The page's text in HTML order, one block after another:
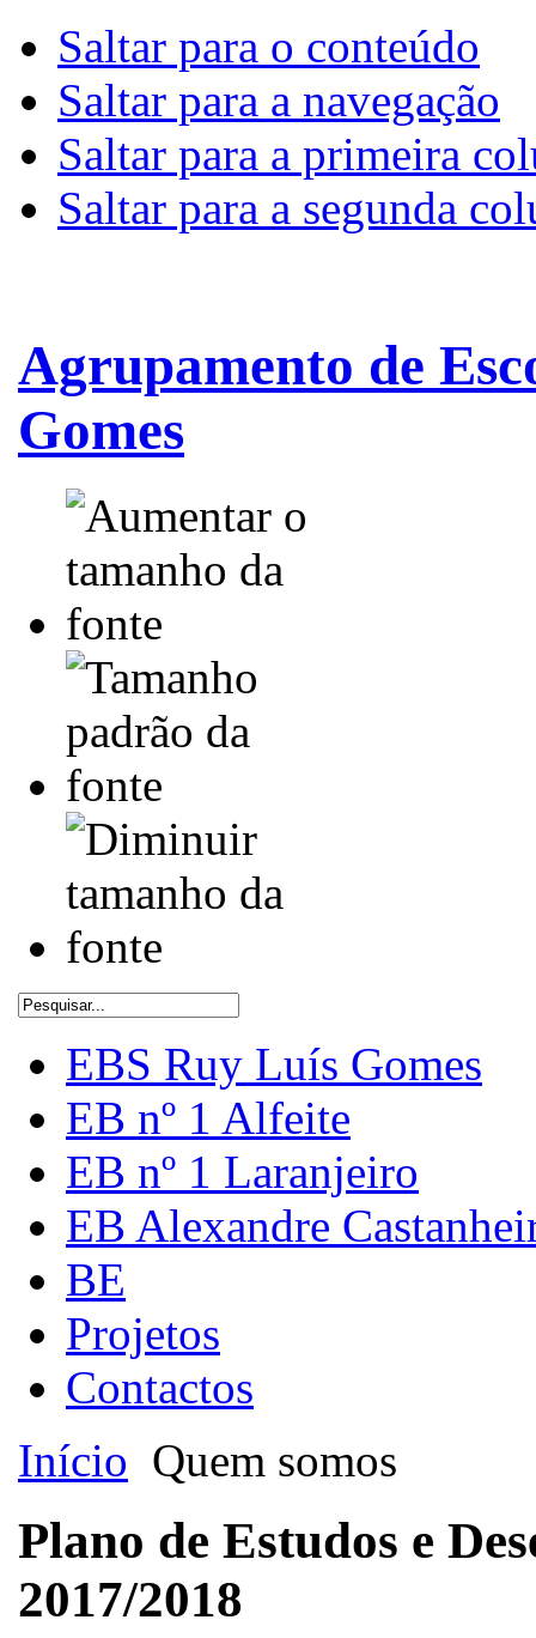
Saltar para o conteúdo
Saltar para a navegação
Saltar para a primeira
Saltar para a segunda
Agrupamento de
Gomes
EBS Ruy Luís Gomes
EB nº 1 Alfeite
EB nº 1 Laranjeiro
EB Alexandre
BE
Projetos
Contactos
Início Quem somos
Plano de Estudos e
2017/2018